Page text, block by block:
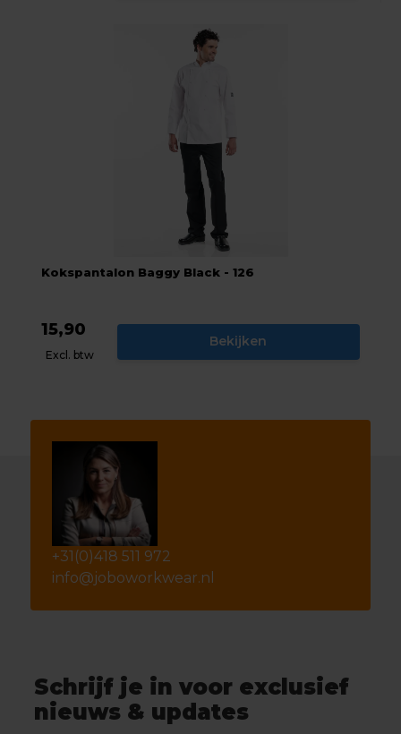
Kokspantalon Baggy Black - 126
15,90
Excl. btw
Bekijken
+31(0)418 511 972
info@joboworkwear.nl
Schrijf je in voor exclusief
nieuws & updates